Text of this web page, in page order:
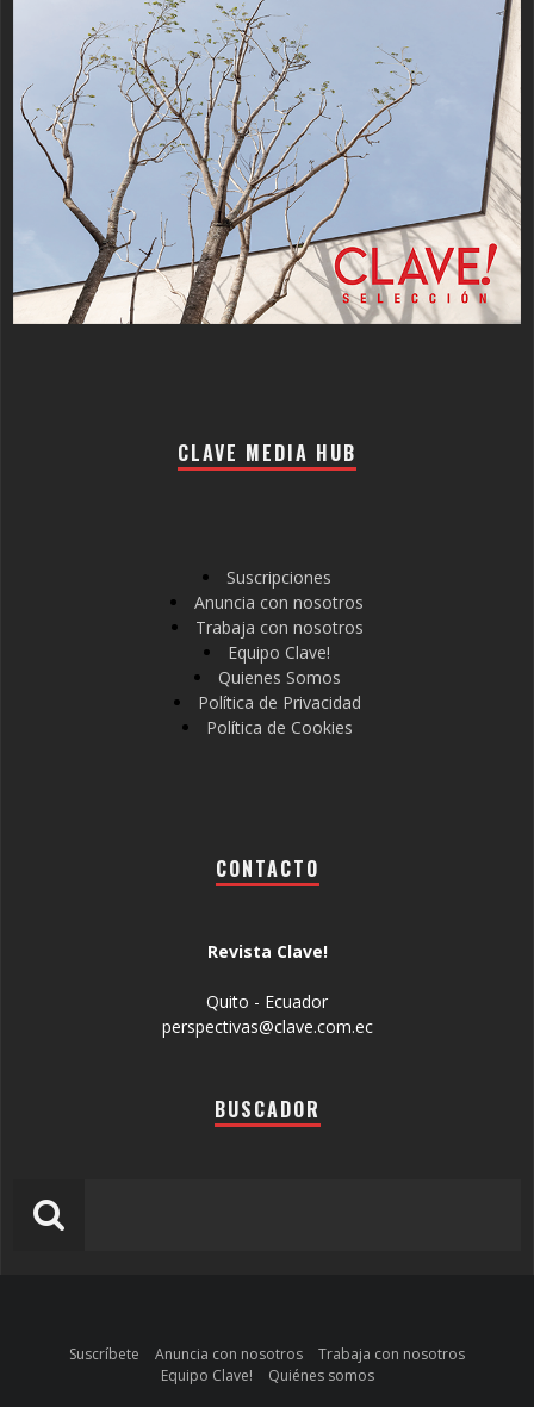
CLAVE MEDIA HUB
Suscripciones
Anuncia con nosotros
Trabaja con nosotros
Equipo Clave!
Quienes Somos
Política de Privacidad
Política de Cookies
CONTACTO
Revista Clave!
Quito - Ecuador
perspectivas@clave.com.ec
BUSCADOR
Suscríbete Anuncia con nosotros
Trabaja con nosotros
Equipo Clave!
Quiénes somos